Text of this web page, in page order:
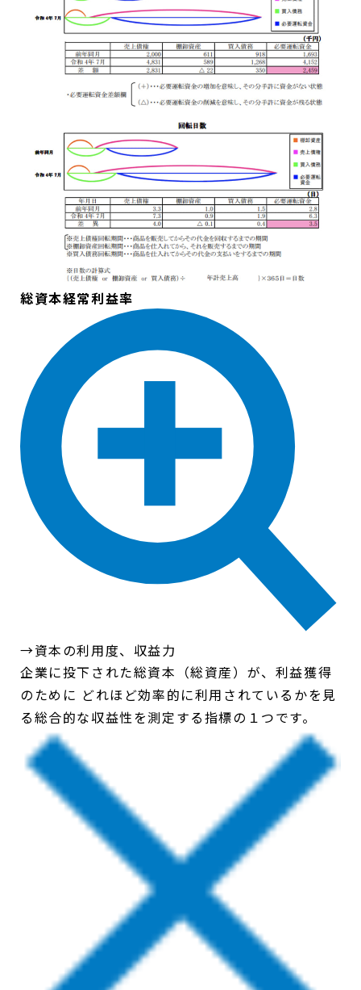
総資本経常利益率
→資本の利用度、収益力
企業に投下された総資本（総資産）が、利益獲得
のために どれほど効率的に利用されているかを見
る総合的な収益性を測定する指標の１つです。